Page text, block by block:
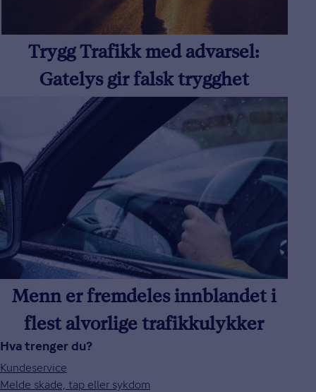
Trygg Trafikk med advarsel:
Gatelys gir falsk trygghet
Menn er fremdeles innblandet i
flest alvorlige trafikkulykker
Hva trenger du?
Kundeservice
Melde skade, tap eller sykdom